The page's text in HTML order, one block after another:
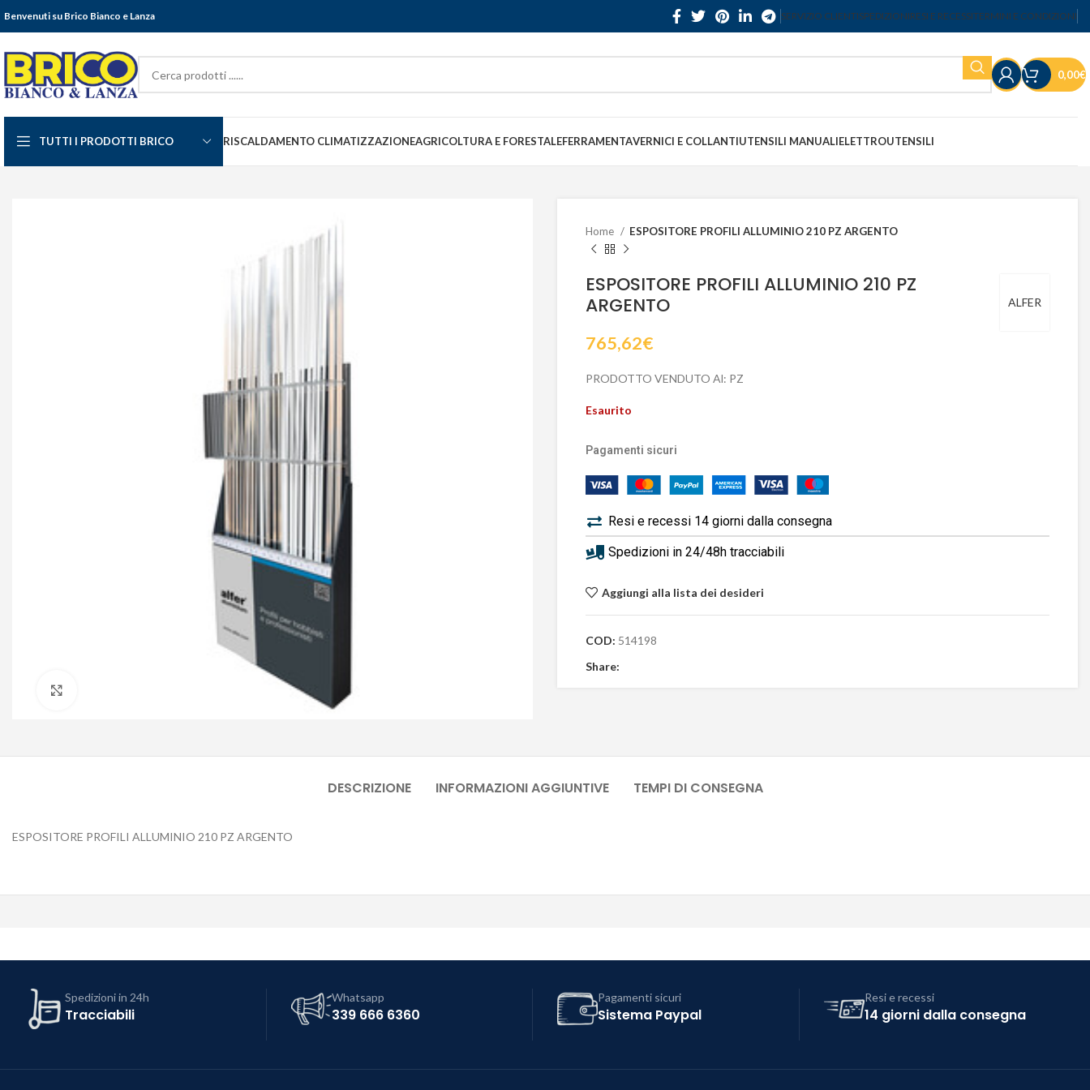
Benvenuti su Brico Bianco e Lanza SERVIZIO CLIENTISPEDIZIONIRESI E RECESSITERMINI E CONDIZIONI
0,00€
TUTTI I PRODOTTI BRICO RISCALDAMENTO CLIMATIZZAZIONEAGRICOLTURA E FORESTALEFERRAMENTAVERNICI E COLLANTIUTENSILI MANUALIELETTROUTENSILI
Home ESPOSITORE PROFILI ALLUMINIO 210 PZ ARGENTO
ALFER
ESPOSITORE PROFILI ALLUMINIO 210 PZ
ARGENTO
765,62€
PRODOTTO VENDUTO Al: PZ
Esaurito
Pagamenti sicuri
Resi e recessi 14 giorni dalla consegna
Spedizioni in 24/48h tracciabili
Aggiungi alla lista dei desideri
COD: 514198
Share:
DESCRIZIONE INFORMAZIONI AGGIUNTIVE TEMPI DI CONSEGNA
ESPOSITORE PROFILI ALLUMINIO 210 PZ ARGENTO
Spedizioni in 24h
Tracciabili
Whatsapp
339 666 6360
Pagamenti sicuri
Sistema Paypal
Resi e recessi
14 giorni dalla consegna